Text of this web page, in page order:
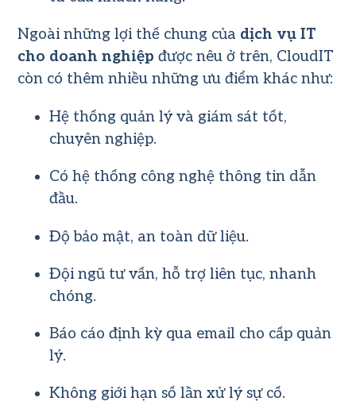
Ngoài những lợi thế chung của dịch vụ IT
cho doanh nghiệp được nêu ở trên, CloudIT
còn có thêm nhiều những ưu điểm khác như:
Hệ thống quản lý và giám sát tốt,
chuyên nghiệp.
Có hệ thống công nghệ thông tin dẫn
đầu.
Độ bảo mật, an toàn dữ liệu.
Đội ngũ tư vấn, hỗ trợ liên tục, nhanh
chóng.
Báo cáo định kỳ qua email cho cấp quản
lý.
Không giới hạn số lần xử lý sự cố.